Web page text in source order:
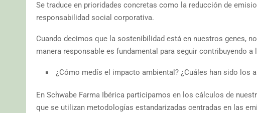
Se traduce en prioridades concretas como la reducción de
responsabilidad social corporativa.
Cuando decimos que la sostenibilidad está en nuestros genes,
manera responsable es fundamental para seguir contribuyendo
¿Cómo medís el impacto ambiental? ¿Cuáles han sido los
En Schwabe Farma Ibérica participamos en los cálculos de
que se utilizan metodologías estandarizadas centradas en las